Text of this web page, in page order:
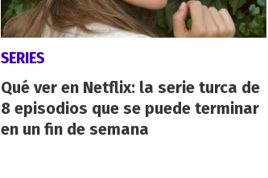
SERIES
Qué ver en Netflix: la serie turca de
8 episodios que se puede terminar
en un fin de semana